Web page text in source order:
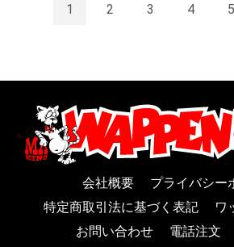
1 2 3 4 5
会社概要
プライバシー
特定商取引法に基づく表記
ワ
お問い合わせ
電話注文